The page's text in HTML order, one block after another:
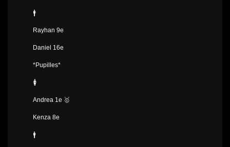
🚹
Rayhan 9e
Daniel 16e
*Pupilles*
🚺
Andrea 1e 🥇
Kenza 8e
🚹